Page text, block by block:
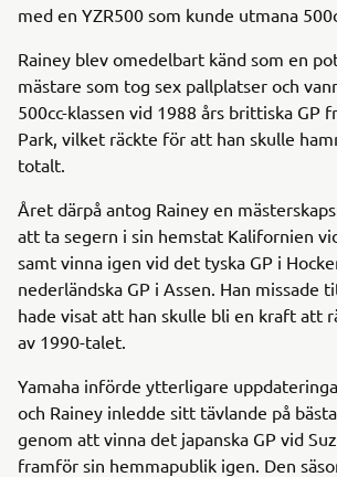
med en YZR500 som kunde utmana
Rainey blev omedelbart känd som en
mästare som tog sex pallplatser och
500cc-klassen vid 1988 års brittiska GP
Park, vilket räckte för att han skulle
totalt.
Året därpå antog Rainey en
att ta segern i sin hemstat Kalifornien
samt vinna igen vid det tyska GP i
nederländska GP i Assen. Han missade
hade visat att han skulle bli en kraft att
av 1990-talet.
Yamaha införde ytterligare
och Rainey inledde sitt tävlande på
genom att vinna det japanska GP vid
framför sin hemmapublik igen. Den